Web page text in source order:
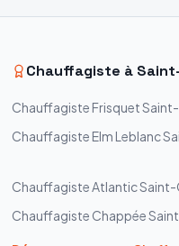
Chauffagiste à
Chauffagiste Frisquet
Chauffagiste Elm Leblanc
ChauffagisteAtlantic
Chauffagiste Chappée